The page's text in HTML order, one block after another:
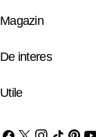
Magazin
De interes
Utile